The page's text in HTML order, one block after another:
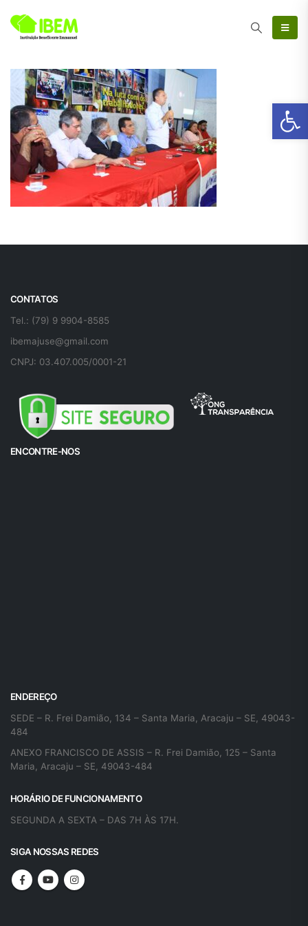
CONTATOS
Tel.: (79) 9 9904-8585
ibemajuse@gmail.com
CNPJ: 03.407.005/0001-21
ENCONTRE-NOS
ENDEREÇO
SEDE – R. Frei Damião, 134 – Santa Maria, Aracaju – SE, 49043-
484
ANEXO FRANCISCO DE ASSIS – R. Frei Damião, 125 – Santa
Maria, Aracaju – SE, 49043-484
HORÁRIO DE FUNCIONAMENTO
SEGUNDA A SEXTA – DAS 7H ÀS 17H.
SIGA NOSSAS REDES